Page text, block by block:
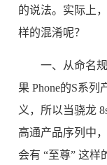
的说法。实际上
样的混淆呢？
一、从命名
果 Phone的S系
义，所以当骁龙
高通产品序列中
会有 “至尊” 这样